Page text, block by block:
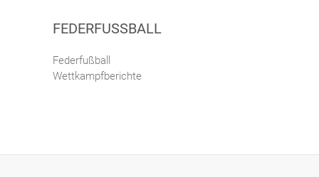
FEDERFUSSBALL
Federfußball
Wettkampfberichte